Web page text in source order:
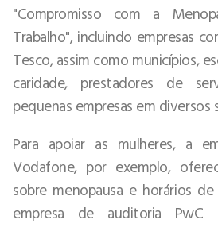
"Compromisso com a
Trabalho", incluindo empresas
Tesco, assim como municípios,
caridade, prestadores de
pequenas empresas em diversos
Para apoiar as mulheres, a
Vodafone, por exemplo,
sobre menopausa e horários
empresa de auditoria PwC